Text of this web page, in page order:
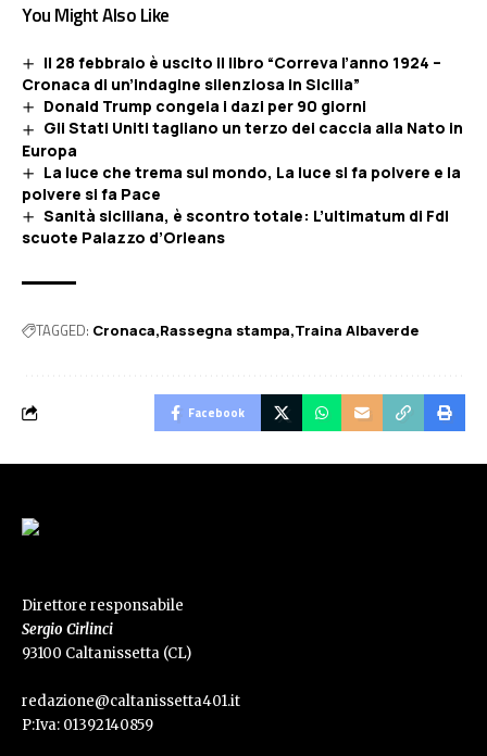
You Might Also Like
Il 28 febbraio è uscito il libro “Correva l’anno 1924 –
Cronaca di un’indagine silenziosa in Sicilia”
Donald Trump congela i dazi per 90 giorni
Gli Stati Uniti tagliano un terzo dei caccia alla Nato in
Europa
La luce che trema sul mondo, La luce si fa polvere e la
polvere si fa Pace
Sanità siciliana, è scontro totale: L’ultimatum di FdI
scuote Palazzo d’Orleans
TAGGED: Cronaca Rassegna stampa Traina Albaverde
Facebook
Direttore responsabile
Sergio Cirlinci
93100 Caltanissetta (CL)
redazione@caltanissetta401.it
P:Iva: 01392140859